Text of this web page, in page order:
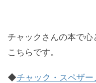
チャックさんの本で
こちらです。
◆チャック・スペザ